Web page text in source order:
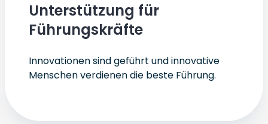
Unterstützung für
Führungskräfte
Innovationen sind geführt und innovative
Menschen verdienen die beste Führung.